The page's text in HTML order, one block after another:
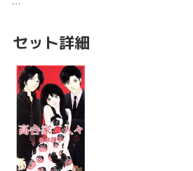
セット詳細